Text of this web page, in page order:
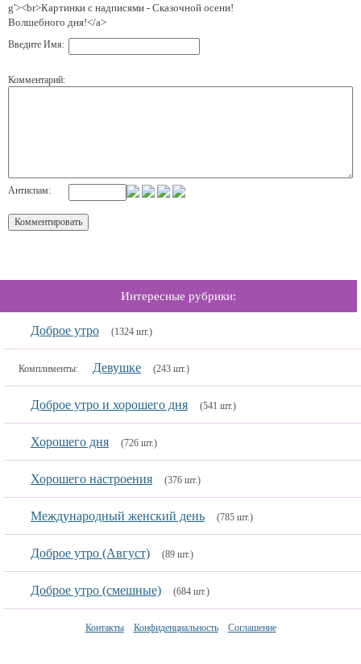
g'><br>Картинки с надписями - Сказочной осени!
Волшебного дня!</a>
Введите Имя:
Комментарий:
Антиспам:
Интересные рубрики:
Доброе утро (1324 шт.)
Комплименты: Девушке (243 шт.)
Доброе утро и хорошего дня (541 шт.)
Хорошего дня (726 шт.)
Хорошего настроения (376 шт.)
Международный женский день (785 шт.)
Доброе утро (Август) (89 шт.)
Доброе утро (смешные) (684 шт.)
Контакты Конфиденциальность Соглашение